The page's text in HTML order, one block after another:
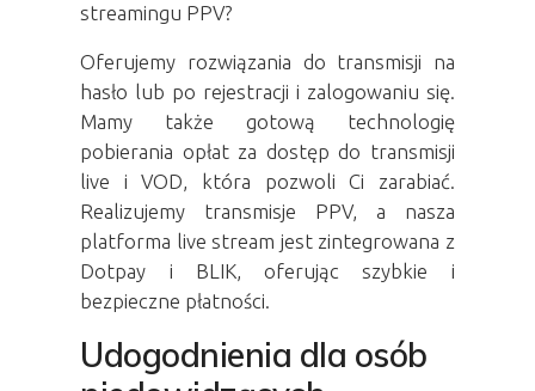
streamingu PPV?
Oferujemy rozwiązania do transmisji na
hasło lub po rejestracji i zalogowaniu się.
Mamy także gotową technologię
pobierania opłat za dostęp do transmisji
live i VOD, która pozwoli Ci zarabiać.
Realizujemy transmisje PPV, a nasza
platforma live stream jest zintegrowana z
Dotpay i BLIK, oferując szybkie i
bezpieczne płatności.
Udogodnienia dla osób